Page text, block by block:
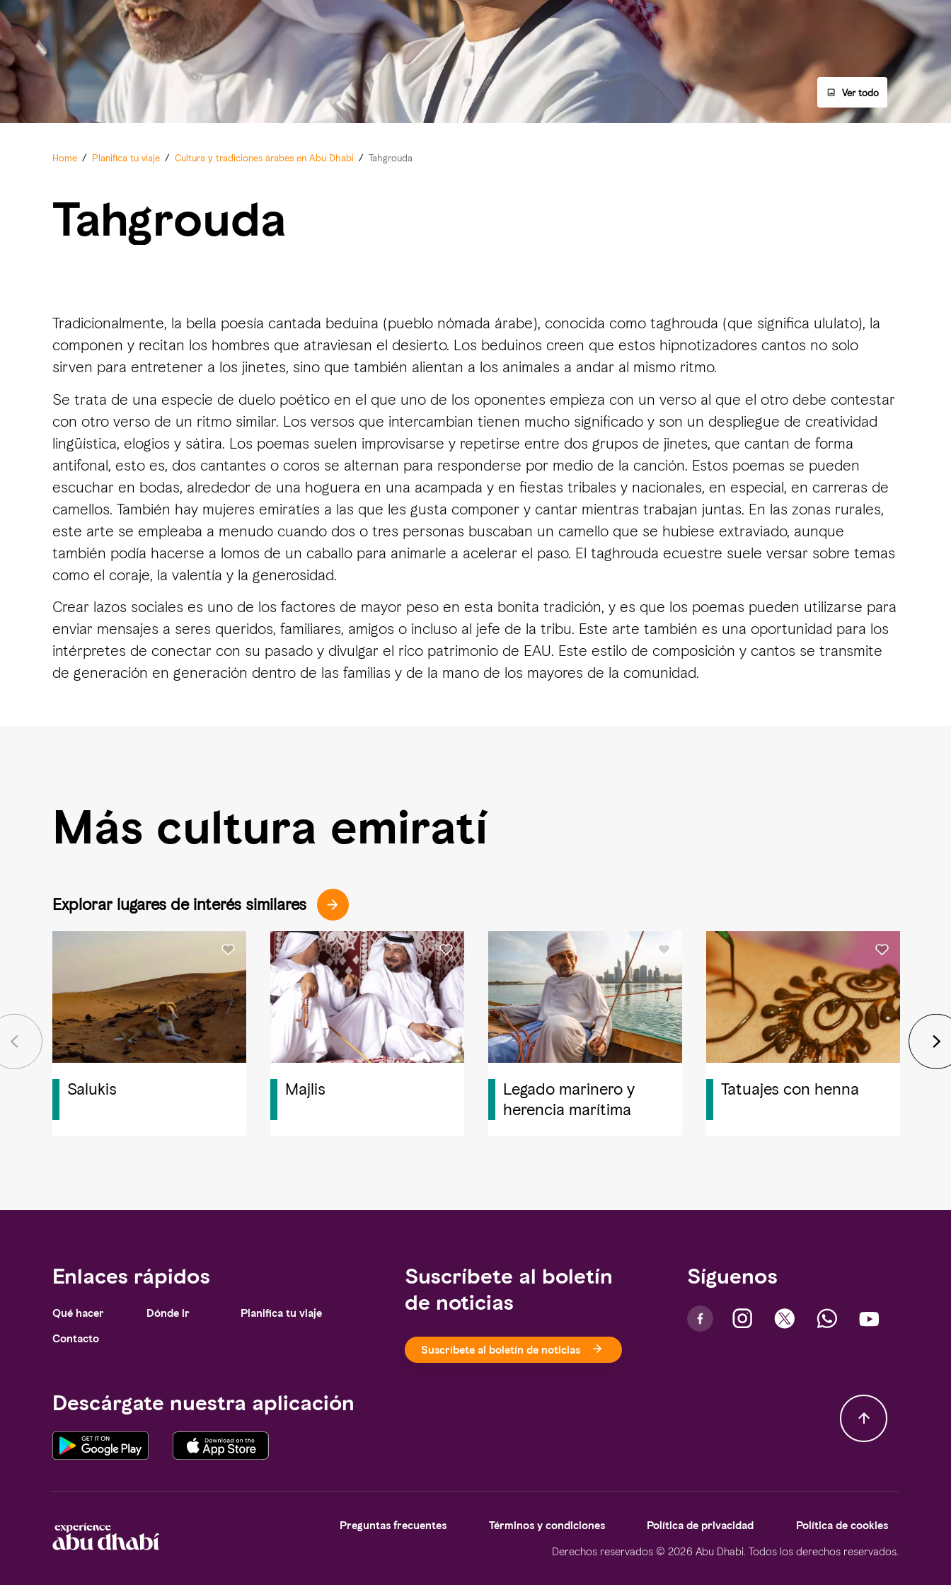
Ver todo
Home / Planifica tu viaje / Cultura y tradiciones árabes en Abu Dhabi / Tahgrouda
Tahgrouda
Tradicionalmente, la bella poesía cantada beduina (pueblo nómada árabe), conocida como taghrouda (que significa ululato), la
componen y recitan los hombres que atraviesan el desierto. Los beduinos creen que estos hipnotizadores cantos no solo
sirven para entretener a los jinetes, sino que también alientan a los animales a andar al mismo ritmo.
Se trata de una especie de duelo poético en el que uno de los oponentes empieza con un verso al que el otro debe contestar
con otro verso de un ritmo similar. Los versos que intercambian tienen mucho significado y son un despliegue de creatividad
lingüística, elogios y sátira. Los poemas suelen improvisarse y repetirse entre dos grupos de jinetes, que cantan de forma
antifonal, esto es, dos cantantes o coros se alternan para responderse por medio de la canción. Estos poemas se pueden
escuchar en bodas, alrededor de una hoguera en una acampada y en fiestas tribales y nacionales, en especial, en carreras de
camellos. También hay mujeres emiratíes a las que les gusta componer y cantar mientras trabajan juntas. En las zonas rurales,
este arte se empleaba a menudo cuando dos o tres personas buscaban un camello que se hubiese extraviado, aunque
también podía hacerse a lomos de un caballo para animarle a acelerar el paso. El taghrouda ecuestre suele versar sobre temas
como el coraje, la valentía y la generosidad.
Crear lazos sociales es uno de los factores de mayor peso en esta bonita tradición, y es que los poemas pueden utilizarse para
enviar mensajes a seres queridos, familiares, amigos o incluso al jefe de la tribu. Este arte también es una oportunidad para los
intérpretes de conectar con su pasado y divulgar el rico patrimonio de EAU. Este estilo de composición y cantos se transmite
de generación en generación dentro de las familias y de la mano de los mayores de la comunidad.
Más cultura emiratí
Explorar lugares de interés similares
Salukis Majlis
Legado marinero y
herencia marítima
Tatuajes con henna
Enlaces rápidos
Qué hacer
Contacto
Dónde ir Planifica tu viaje
Suscríbete al boletín
de noticias
Suscríbete al boletín de noticias
Síguenos
Descárgate nuestra aplicación
Preguntas frecuentes Términos y condiciones Política de privacidad Política de cookies
Derechos reservados © 2026 Abu Dhabi. Todos los derechos reservados.